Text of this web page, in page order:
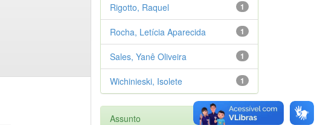
1
Rigotto, Raquel
1
Rocha, Letícia Aparecida
1
Sales, Yanê Oliveira
1
Wichinieski, Isolete
Assunto